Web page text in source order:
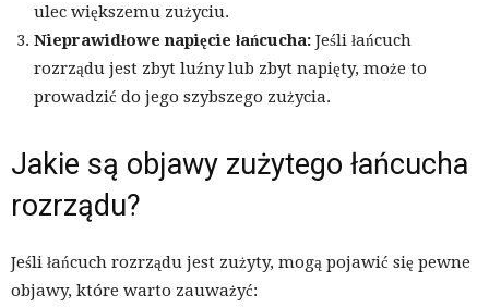
ulec większemu zużyciu.
Nieprawidłowe napięcie łańcucha: Jeśli łańcuch
rozrządu jest zbyt luźny lub zbyt napięty, może to
prowadzić do jego szybszego zużycia.
Jakie są objawy zużytego łańcucha
rozrządu?
Jeśli łańcuch rozrządu jest zużyty, mogą pojawić się pewne
objawy, które warto zauważyć: